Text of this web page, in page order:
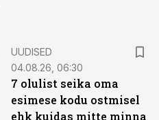
UUDISED
04.08.26, 06:30
7 olulist seika oma
esimese kodu ostmisel
ehk kuidas mitte minna